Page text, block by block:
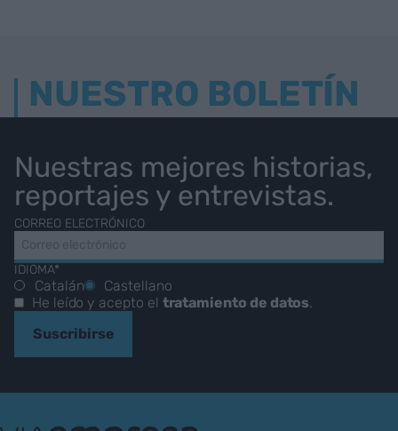
NUESTRO BOLETÍN
Nuestras mejores historias,
reportajes y entrevistas.
CORREO ELECTRÓNICO
IDIOMA*
Catalán
Castellano
He leído y acepto el tratamiento de datos.
Suscribirse